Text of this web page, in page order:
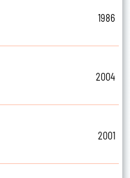
1986
2004
2001